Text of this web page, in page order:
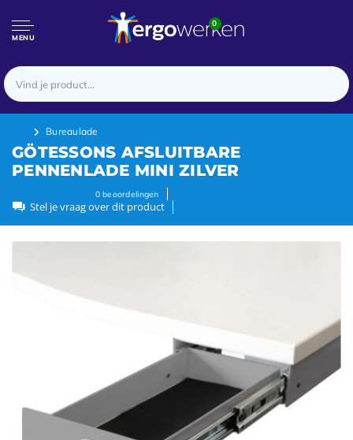
MENU
0
Bureaulade
GÖTESSONS AFSLUITBARE
PENNENLADE MINI ZILVER
0beoordelingen
Stel je vraag over dit product